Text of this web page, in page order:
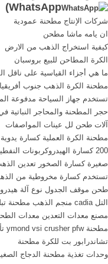
WhatsApp
)
شركات الإنتاج مطحنة عمودية
ان يامه ماشا مطحن
كيفية استخراج الذهب من الارض
الكرة المطاحن للبيع بروسبان
ما هي أجزاء القياسية على ناقل
مطحنة الكرة الذهب جنوب أفريقيا
تستخدم جهاز السياحة مدفوعة
حجر المطحنة والمحاجر النباتية
آلات طحن لل عينات المواصفات
مطحنة الكرة العملية كسارة يدوية
200 كسارة الهيدروكربونات النفطية للإيجار
صغيرة كسارة الصخور تعدين
تستخدم كسارة مخروطية من الذهب
طحن موقف الجدول نوع آلة
التل cadia منجم الذهب مطحنة تبلد
مصنع معدات التعدين معدات
مطحنة ymond vsi crusher pfw تأثير كسارة
تشاندرابور بت للكرة مطحنة
وحدات تغذية مطحنة الدجاج